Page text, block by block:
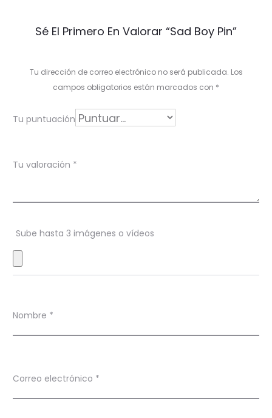
r
i
o
e
s
Sé El Primero En Valorar “Sad Boy Pin”
Tu dirección de correo electrónico no será publicada. Los
campos obligatorios están marcados con *
Tu puntuación
Tu valoración *
Sube hasta 3 imágenes o vídeos
Nombre *
Correo electrónico *